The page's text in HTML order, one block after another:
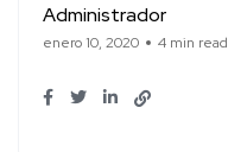
Administrador
enero 10, 2020 4 min read